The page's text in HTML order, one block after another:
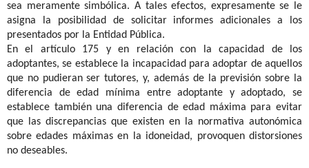
sea meramente simbólica. A tales efectos, expresamente se le
asigna la posibilidad de solicitar informes adicionales a los
presentados por la Entidad Pública.
En el artículo 175 y en relación con la capacidad de los
adoptantes, se establece la incapacidad para adoptar de aquellos
que no pudieran ser tutores, y, además de la previsión sobre la
diferencia de edad mínima entre adoptante y adoptado, se
establece también una diferencia de edad máxima para evitar
que las discrepancias que existen en la normativa autonómica
sobre edades máximas en la idoneidad, provoquen distorsiones
no deseables.